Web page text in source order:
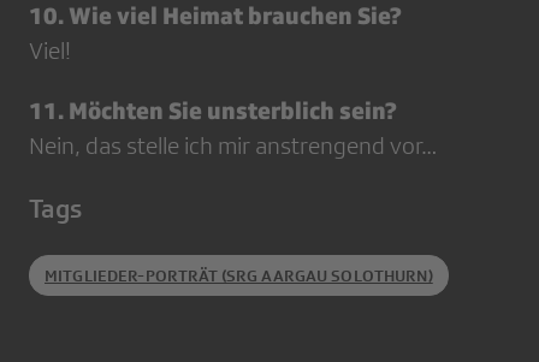
10. Wie viel Heimat brauchen Sie?
Viel!
11. Möchten Sie unsterblich sein?
Nein, das stelle ich mir anstrengend vor…
Tags
MITGLIEDER-PORTRÄT (SRG AARGAU SOLOTHURN)